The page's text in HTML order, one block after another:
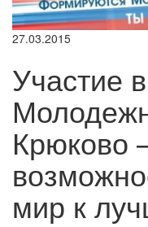
27.03.2015
Участие
Крюково
мир к